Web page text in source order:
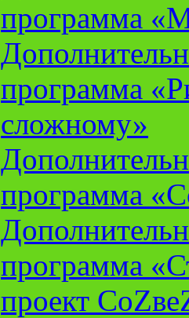
программа
программа
сложному»
программа
программа
проект